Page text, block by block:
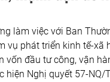
làm việc với Ban
vụ phát triển kinh tế-xã
vốn đầu tư công, vận
hiện Nghị quyết 57-NQ/